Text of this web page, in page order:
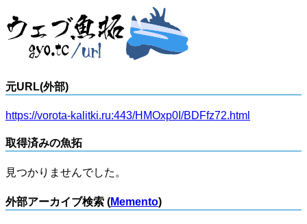
元URL(外部)
https://vorota-kalitki.ru:443/HMOxp0I/BDFfz72.html
取得済みの魚拓
見つかりませんでした。
外部アーカイブ検索 (Memento)